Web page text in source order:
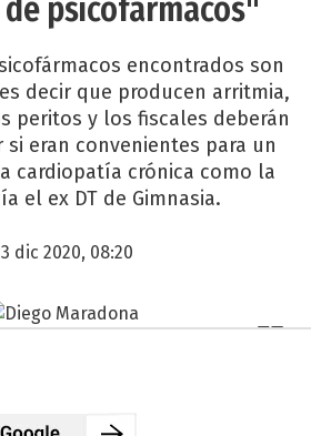
psicofármacos"
encontrados son
decir que producen arritmia,
peritos y los fiscales deberán
si eran convenientes para un
cardiopatía crónica como la
el ex DT de Gimnasia.
dic 2020, 08:20